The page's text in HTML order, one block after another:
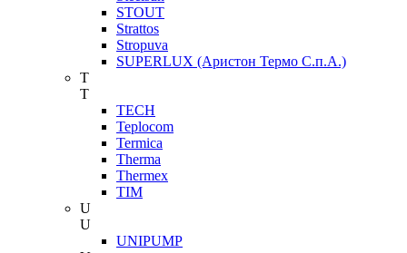
STOUT
Strattos
Stropuva
SUPERLUX (Аристон Термо С.п.А.)
T
T
TECH
Teplocom
Termica
Therma
Thermex
TIM
U
U
UNIPUMP